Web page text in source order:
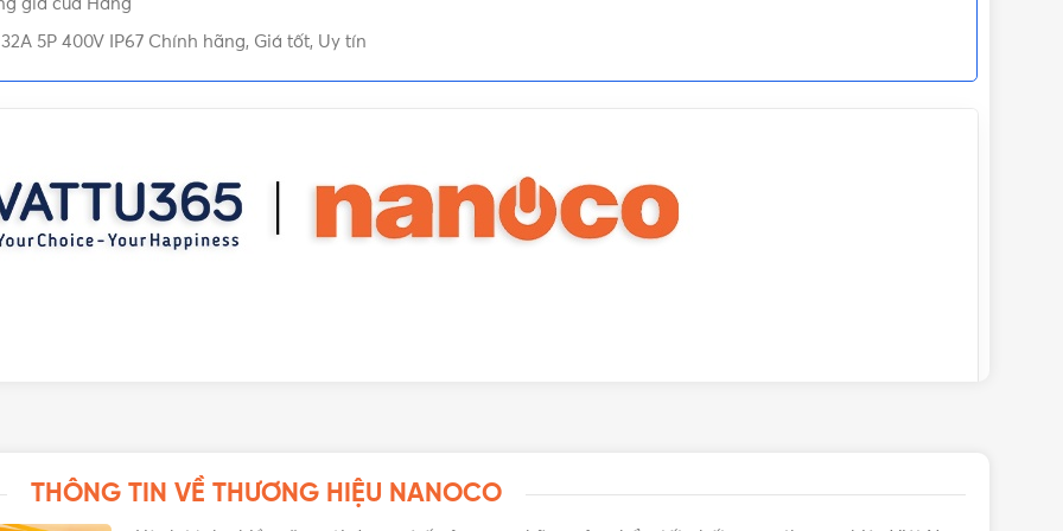
, Ổ cắm công nghiệp IP67 BẢNG GIÁ
giá của Hãng
5P 400V IP67 Chính hãng, Giá tốt, Uy tín
THÔNG TIN VỀ THƯƠNG HIỆU NANOCO